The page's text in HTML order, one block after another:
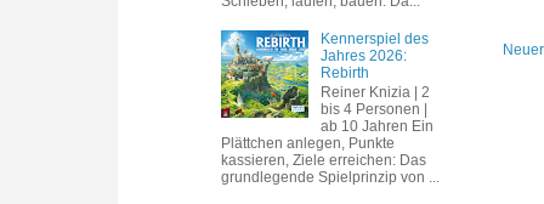
Kennerspiel des
Jahres 2026:
Rebirth
Reiner Knizia | 2
bis 4 Personen |
ab 10 Jahren Ein
Plättchen anlegen, Punkte
kassieren, Ziele erreichen: Das
grundlegende Spielprinzip von ...